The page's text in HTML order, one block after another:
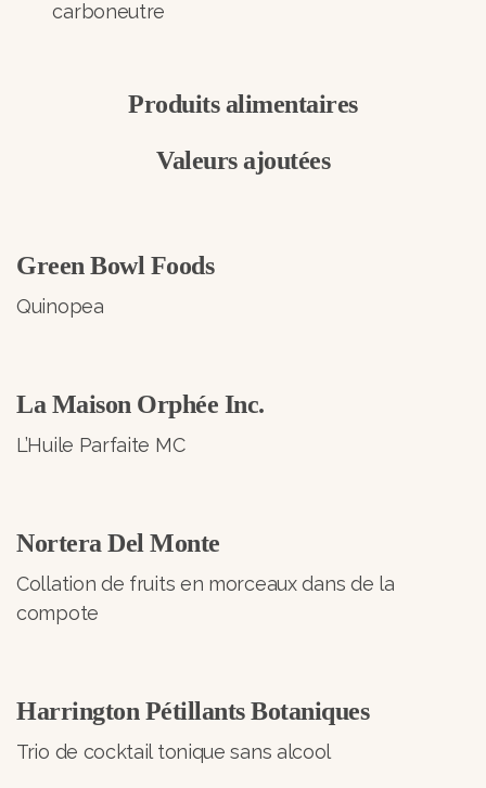
carboneutre
Produits alimentaires
Valeurs ajoutées
Green Bowl Foods
Quinopea
La Maison Orphée Inc.
L’Huile Parfaite MC
Nortera Del Monte
Collation de fruits en morceaux dans de la
compote
Harrington Pétillants Botaniques
Trio de cocktail tonique sans alcool